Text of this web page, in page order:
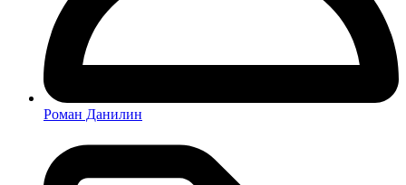
Роман Данилин